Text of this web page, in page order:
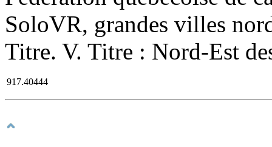
SoloVR, grandes villes
Titre. V. Titre : Nord-Est
917.40444